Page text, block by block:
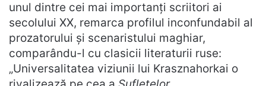
unul dintre cei mai importanți scriitori ai
secolului XX, remarca profilul inconfundabil al
prozatorului și scenaristului maghiar,
comparându-l cu clasicii literaturii ruse:
„Universalitatea viziunii lui Krasznahorkai o